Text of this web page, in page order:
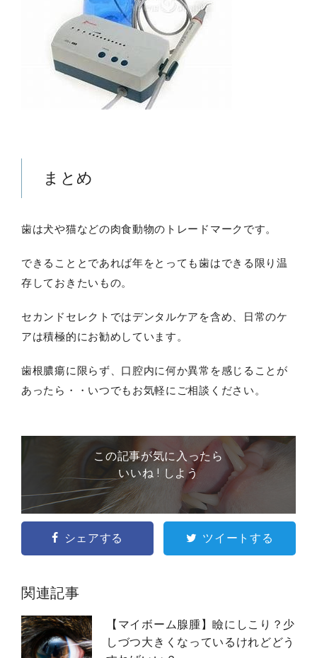
まとめ
歯は犬や猫などの肉食動物のトレードマークです。
できることとであれば年をとっても歯はできる限り温
存しておきたいもの。
セカンドセレクトではデンタルケアを含め、日常のケ
アは積極的にお勧めしています。
歯根膿瘍に限らず、口腔内に何か異常を感じることが
あったら・・いつでもお気軽にご相談ください。
この記事が気に入ったら
いいね ! しよう
シェアする ツイートする
関連記事
【マイボーム腺腫】瞼にしこり？少
しづつ大きくなっているけれどどう